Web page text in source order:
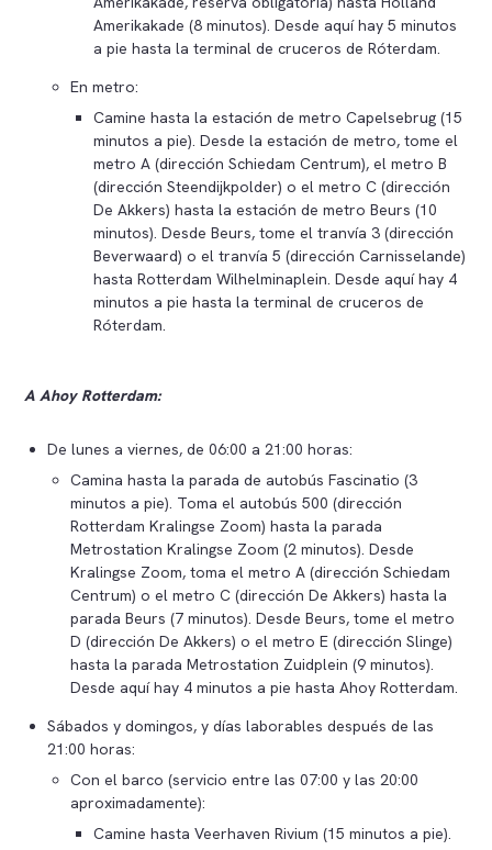
Amerikakade (8 minutos). Desde aquí hay 5 minutos
a pie hasta la terminal de cruceros de Róterdam.
En metro:
Camine hasta la estación de metro Capelsebrug (15
minutos a pie). Desde la estación de metro, tome el
metro A (dirección Schiedam Centrum), el metro B
(dirección Steendijkpolder) o el metro C (dirección
De Akkers) hasta la estación de metro Beurs (10
minutos). Desde Beurs, tome el tranvía 3 (dirección
Beverwaard) o el tranvía 5 (dirección Carnisselande)
hasta Rotterdam Wilhelminaplein. Desde aquí hay 4
minutos a pie hasta la terminal de cruceros de
Róterdam.
A Ahoy Rotterdam:
De lunes a viernes, de 06:00 a 21:00 horas:
Camina hasta la parada de autobús Fascinatio (3
minutos a pie). Toma el autobús 500 (dirección
Rotterdam Kralingse Zoom) hasta la parada
Metrostation Kralingse Zoom (2 minutos). Desde
Kralingse Zoom, toma el metro A (dirección Schiedam
Centrum) o el metro C (dirección De Akkers) hasta la
parada Beurs (7 minutos). Desde Beurs, tome el metro
D (dirección De Akkers) o el metro E (dirección Slinge)
hasta la parada Metrostation Zuidplein (9 minutos).
Desde aquí hay 4 minutos a pie hasta Ahoy Rotterdam.
Sábados y domingos, y días laborables después de las
21:00 horas:
Con el barco (servicio entre las 07:00 y las 20:00
aproximadamente):
Camine hasta Veerhaven Rivium (15 minutos a pie).